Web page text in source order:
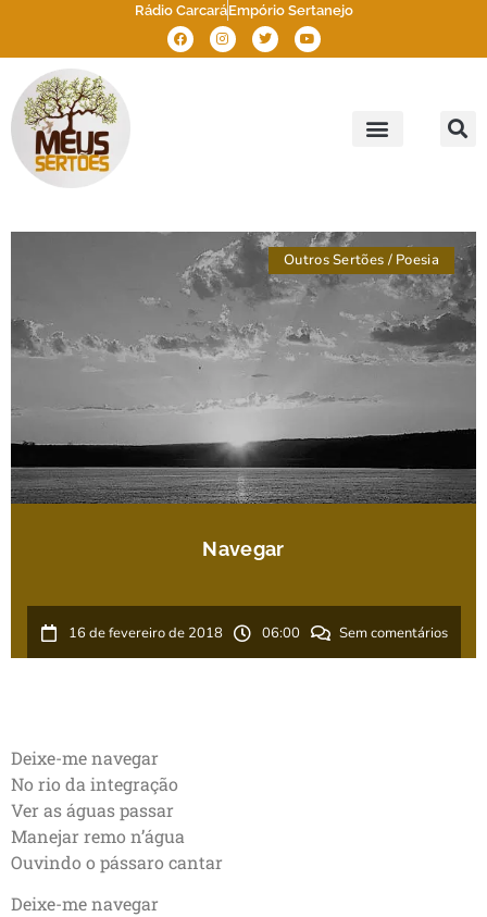
Rádio CarcaráEmpório Sertanejo
Outros Sertões / Poesia
Navegar
16 de fevereiro de 2018 06:00 Sem comentários
Deixe-me navegar
No rio da integração
Ver as águas passar
Manejar remo n’água
Ouvindo o pássaro cantar
Deixe-me navegar